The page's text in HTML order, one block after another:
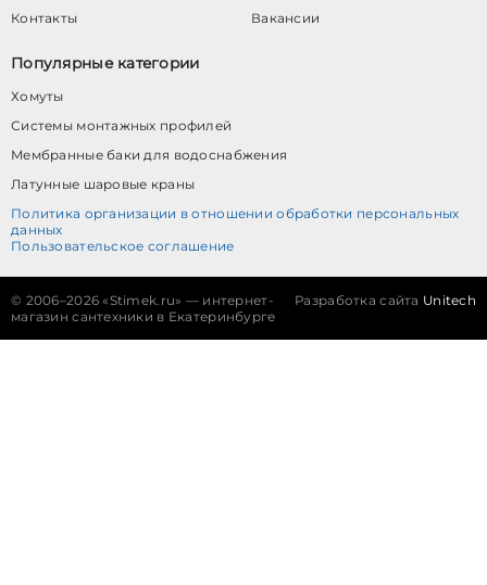
Контакты
Вакансии
Популярные категории
Хомуты
Системы монтажных профилей
Мембранные баки для водоснабжения
Латунные шаровые краны
Политика организации в отношении обработки персональных
данных
Пользовательское соглашение
© 2006–2026 «Stimek.ru» — интернет-
магазин сантехники в Екатеринбурге
Разработка сайта Unitech